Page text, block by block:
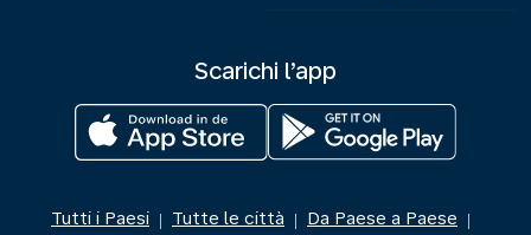
Scarichi l’app
Tutti i Paesi | Tutte le città | Da Paese a Paese |